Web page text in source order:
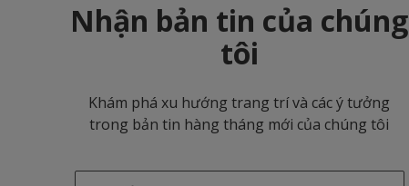
Nhận bản tin của chúng
tôi
Khám phá xu hướng trang trí và các ý tưởng
trong bản tin hàng tháng mới của chúng tôi